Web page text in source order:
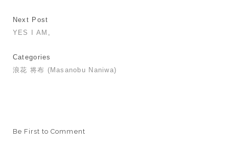
Next Post
YES I AM。
Categories
浪花 将布 (Masanobu Naniwa)
Be First to Comment